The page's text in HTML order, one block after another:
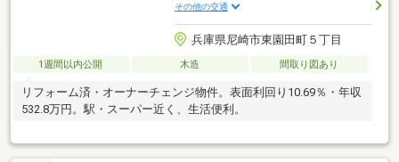
その他の交通
兵庫県尼崎市東園田町５丁目
1週間以内公開 木造 間取り図あり
リフォーム済・オーナーチェンジ物件。表面利回り10.69％・年収
532.8万円。駅・スーパー近く、生活便利。